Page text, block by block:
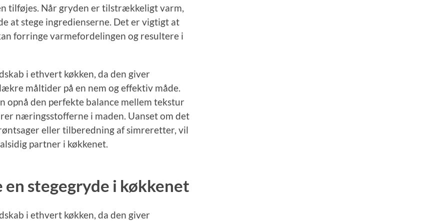
tilføjes. Når gryden er tilstrækkeligt varm,
at stege ingredienserne. Det er vigtigt at
forringe varmefordelingen og resultere i
i ethvert køkken, da den giver
måltider på en nem og effektiv måde.
opnå den perfekte balance mellem tekstur
næringsstofferne i maden. Uanset om det
eller tilberedning af simreretter, vil
partner i køkkenet.
stegegryde i køkkenet
i ethvert køkken, da den giver